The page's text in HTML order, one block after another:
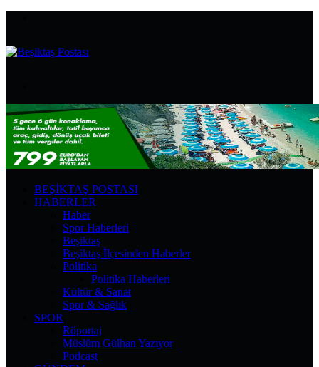
...
BEŞIKTAŞ POSTASI
HABERLER
Haber
Spor Haberleri
Beşiktaş
Beşiktaş İlçesinden Haberler
Politika
Politika Haberleri
Kültür & Sanat
Spor & Sağlık
SPOR
Röportaj
Müslüm Gülhan Yazıyor
Podcast